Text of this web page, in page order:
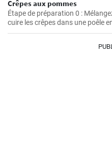
Crêpes aux pommes
Étape de préparation 0 :
cuire les crêpes dans une poêle